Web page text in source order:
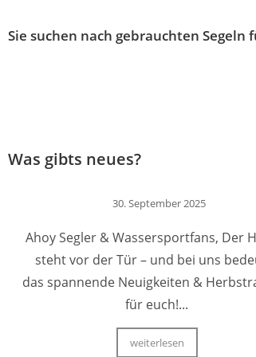
Sie suchen nach gebrauchten Segeln
Was gibts neues?
30. September 2025
Ahoy Segler & Wassersportfans, Der
steht vor der Tür – und bei uns
das spannende Neuigkeiten &
für euch!...
weiterlesen